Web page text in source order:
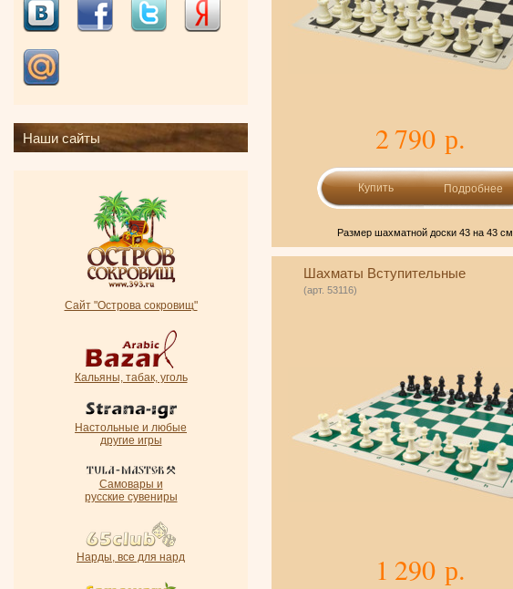
2 790 р.
Подробнее
Размер шахматной доски 43 на 43 см
Шахматы Вступительные
(арт. 53116)
1 290 р.
Наши сайты
Сайт "Острова сокровищ"
Кальяны, табак, уголь
Настольные и любые
другие игры
Самовары и
русские сувениры
Нарды, все для нард